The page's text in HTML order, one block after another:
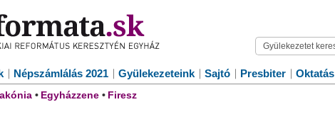
Népszámlálás 2021 Gyülekezeteink Sajtó Presbiter Oktatás
• Egyházzene • Firesz